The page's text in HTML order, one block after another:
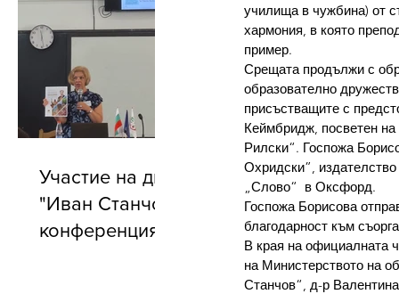
Участие на директора на БУ
"Иван Станчов" в годишната
конференция на АБУЧ
училища в чужбина) от
хармония, в която
пример.
Срещата продължи с
образователно
присъстващите с
Кеймбридж, посветен
Рилски“. Госпожа
Охридски”,
„Слово“  в Оксфорд.
Госпожа Борисова
благодарност към
В края на официалната
на Министерството на
Станчов“, д-р